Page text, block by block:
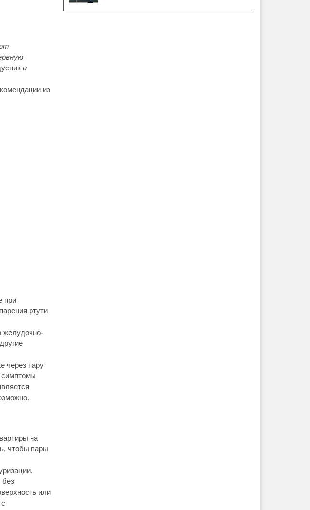
и
из
при
ртути
желудочно-
через пару
симптомы
на
чтобы пары
без
или